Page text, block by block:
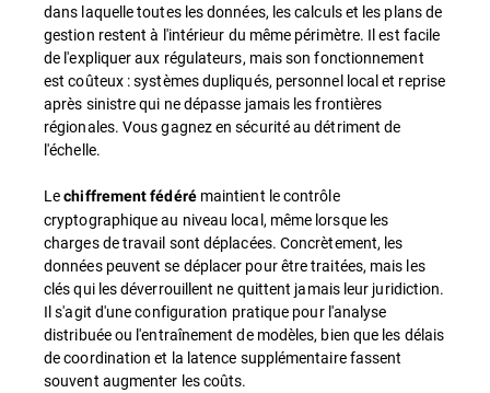
dans laquelle toutes les données, les calculs et les plans de
gestion restent à l'intérieur du même périmètre. Il est facile
de l'expliquer aux régulateurs, mais son fonctionnement
est coûteux : systèmes dupliqués, personnel local et reprise
après sinistre qui ne dépasse jamais les frontières
régionales. Vous gagnez en sécurité au détriment de
l'échelle.
Lechiffrement fédérémaintient le contrôle
cryptographique au niveau local, même lorsque les
charges de travail sont déplacées. Concrètement, les
données peuvent se déplacer pour être traitées, mais les
clés qui les déverrouillent ne quittent jamais leur juridiction.
Il s'agit d'une configuration pratique pour l'analyse
distribuée ou l'entraînement de modèles, bien que les délais
de coordination et la latence supplémentaire fassent
souvent augmenter les coûts.